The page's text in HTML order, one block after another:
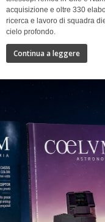
acquisizione e oltre 330
ricerca e lavoro di squadra
cielo profondo.
Continua a leggere